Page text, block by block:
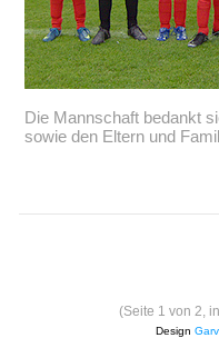
Die Mannschaft bedankt
sowie den Eltern und
(Seite 1 von 2,
Design